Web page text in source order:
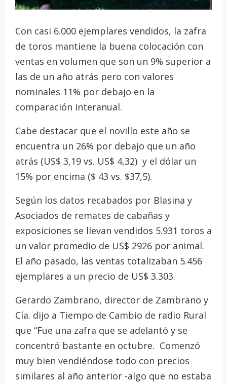
Con casi 6.000 ejemplares vendidos, la zafra
de toros mantiene la buena colocación con
ventas en volumen que son un 9% superior a
las de un año atrás pero con valores
nominales 11% por debajo en la
comparación interanual.
Cabe destacar que el novillo este año se
encuentra un 26% por debajo que un año
atrás (US$ 3,19 vs. US$ 4,32) y el dólar un
15% por encima ($ 43 vs. $37,5).
Según los datos recabados por Blasina y
Asociados de remates de cabañas y
exposiciones se llevan vendidos 5.931 toros a
un valor promedio de US$ 2926 por animal.
El año pasado, las ventas totalizaban 5.456
ejemplares a un precio de US$ 3.303.
Gerardo Zambrano, director de Zambrano y
Cía. dijo a Tiempo de Cambio de radio Rural
que “Fue una zafra que se adelantó y se
concentró bastante en octubre. Comenzó
muy bien vendiéndose todo con precios
similares al año anterior -algo que no estaba